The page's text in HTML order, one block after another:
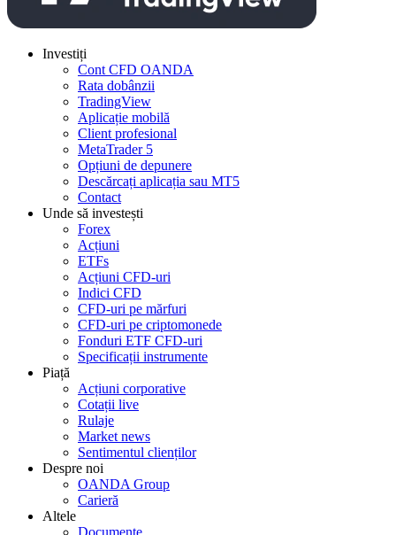
Investiți
Cont CFD OANDA
Rata dobânzii
TradingView
Aplicație mobilă
Client profesional
MetaTrader 5
Opțiuni de depunere
Descărcați aplicația sau MT5
Contact
Unde să investești
Forex
Acțiuni
ETFs
Acțiuni CFD-uri
Indici CFD
CFD-uri pe mărfuri
CFD-uri pe criptomonede
Fonduri ETF CFD-uri
Specificații instrumente
Piață
Acțiuni corporative
Cotații live
Rulaje
Market news
Sentimentul clienților
Despre noi
OANDA Group
Carieră
Altele